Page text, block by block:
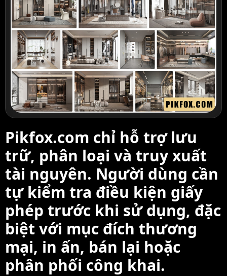
Pikfox.com chỉ hỗ trợ lưu
trữ, phân loại và truy xuất
tài nguyên. Người dùng cần
tự kiểm tra điều kiện giấy
phép trước khi sử dụng, đặc
biệt với mục đích thương
mại, in ấn, bán lại hoặc
phân phối công khai.